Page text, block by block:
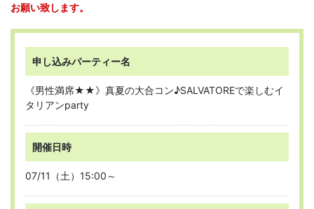
お願い致します。
申し込みパーティー名
《男性満席★★》真夏の大合コン♪SALVATOREで楽しむイ
タリアンparty
開催日時
07/11（土）15:00～